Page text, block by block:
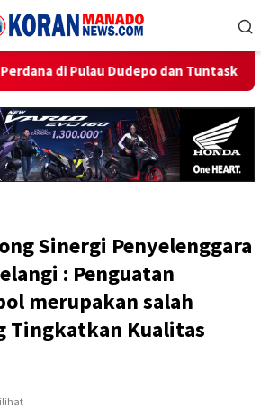
dan Tuntaskan 100 Persen Rasio
Sinergi Penyelenggara
: Penguatan
merupakan salah
Tingkatkan Kualitas